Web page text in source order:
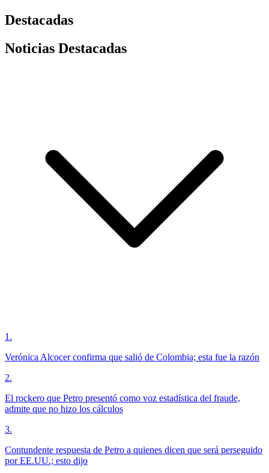
Destacadas
Noticias Destacadas
1 .
Verónica Alcocer confirma que salió de Colombia; esta fue la razón
2.
El rockero que Petro presentó como voz estadística del fraude,
admite que no hizo los cálculos
3.
Contundente respuesta de Petro a quienes dicen que será perseguido
por EE.UU.; esto dijo